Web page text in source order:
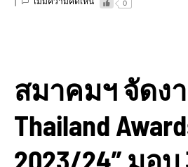
0
สมาคมฯ จัดงา
Thailand
2023/24” มอบ